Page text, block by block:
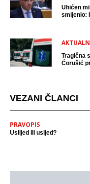
Uhićen
smijenio:
Tragična
Ćorušić
VEZANI ČLANCI
PRAVOPIS
Uslijed ili usljed?